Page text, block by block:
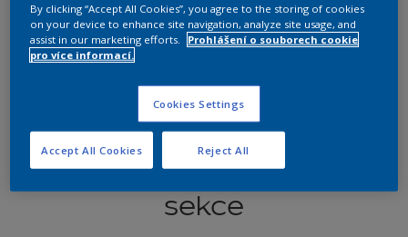
Najít výrobek v tomto odstínu
Koordinovat barevné
sekce
By clicking “Accept All Cookies”, you agree to the storing of cookies
on your device to enhance site navigation, analyze site usage, and
assist in our marketing efforts.
Prohlášení o souborech cookie
pro více informací.
Cookies Settings
Reject All
Accept All Cookies